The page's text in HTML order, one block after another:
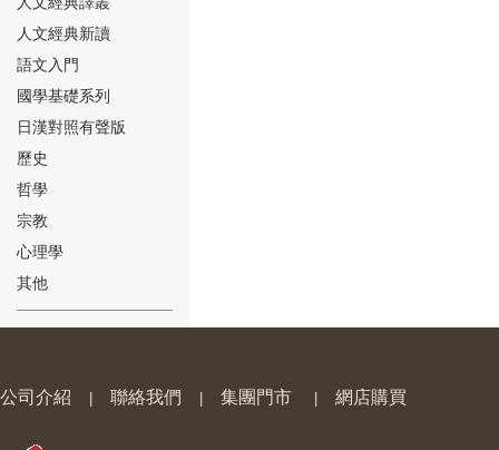
⑱
人文經典新讀
語文入門
國學基礎系列
日漢對照有聲版
歷史
哲學
宗教
心理學
其他
公司介紹 聯絡我們 集團門市 網店購買